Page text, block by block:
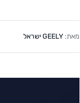
מאת: GEELY ישראל